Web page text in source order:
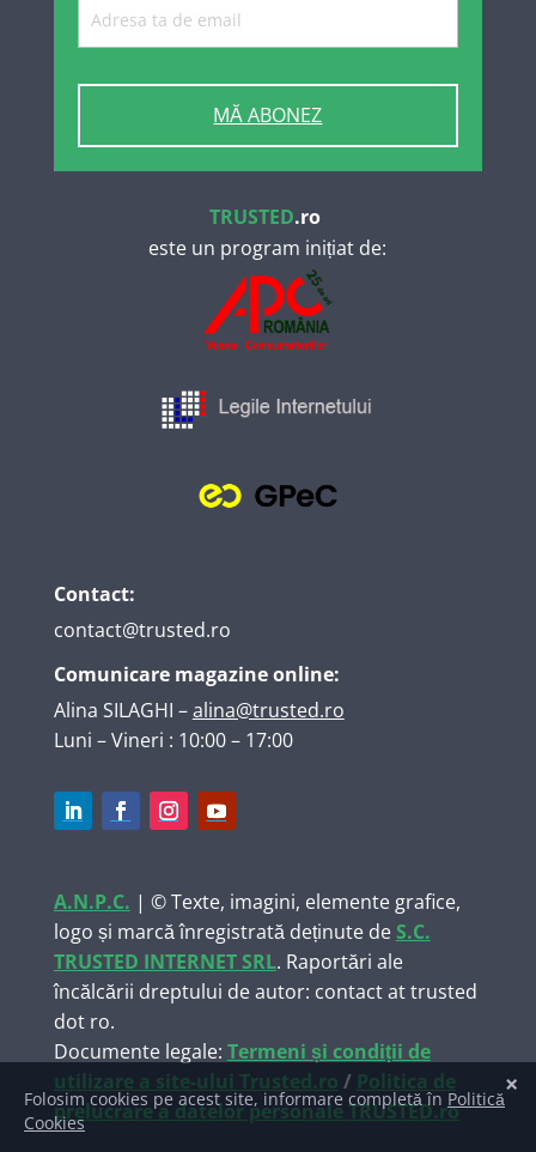
MĂ ABONEZ
TRUSTED.ro
este un program inițiat de:
Contact:
contact@trusted.ro
Comunicare magazine online:
Alina SILAGHI –alina@trusted.ro
Luni – Vineri : 10:00 – 17:00
A.N.P.C. | © Texte, imagini, elemente grafice,
logo și marcă înregistrată deținute deS.C.
TRUSTED INTERNET SRL. Raportări ale
încălcării dreptului de autor: contact at trusted
dot ro.
Documente legale: Termeni și condiții de
utilizare a site-ului Trusted.ro / Politica de
prelucrare a datelor personale TRUSTED.ro